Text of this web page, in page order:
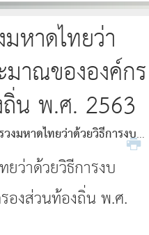
หาดไทยว่า
าณขององค์กร
น พ.ศ. 2563
งมหาดไทยว่าด้วยวิธีการงบ
องถิ่น พ.ศ. 2563
ยว่าด้วยวิธีการงบ
องส่วนท้องถิ่น พ.ศ.